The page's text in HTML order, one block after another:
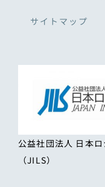
サイトマップ
公益社団法人 日本
（JILS）